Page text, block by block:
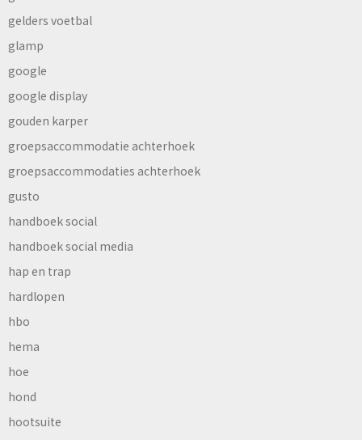
gelders voetbal
glamp
google
google display
gouden karper
groepsaccommodatie achterhoek
groepsaccommodaties achterhoek
gusto
handboek social
handboek social media
hap en trap
hardlopen
hbo
hema
hoe
hond
hootsuite